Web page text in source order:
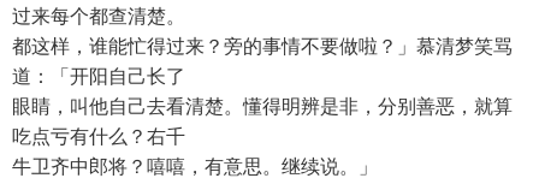
过来每个都查清楚。
都这样，谁能忙得过来？旁的事情不要做啦？」慕清梦笑骂
道：「开阳自己长了
眼睛，叫他自己去看清楚。懂得明辨是非，分别善恶，就算
吃点亏有什么？右千
牛卫齐中郎将？嘻嘻，有意思。继续说。」